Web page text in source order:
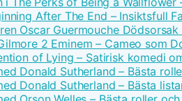
After The End – Insiktsfull
Oscar Guermouche
2 Eminem – Cameo som
of Lying – Satirisk komedi
Donald Sutherland – Bästa
Donald Sutherland – Bästa